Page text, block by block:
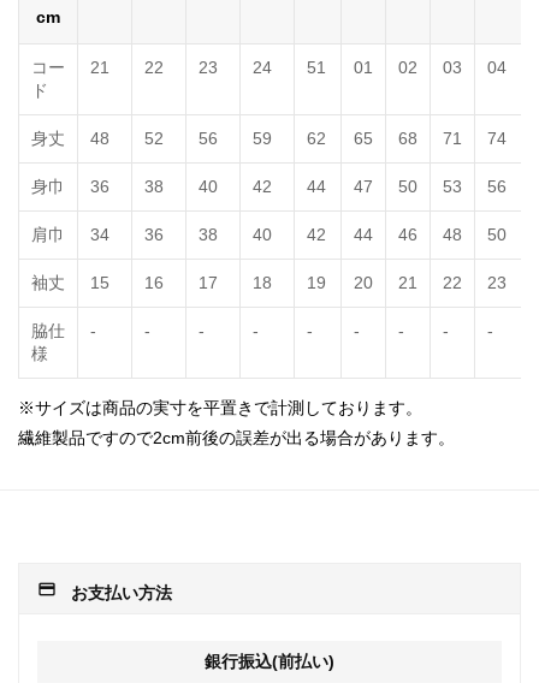
cm
コー
ド
21 22 23 24 51 01 02 03 04
身丈 48 52 56 59 62 65 68 71 74
身巾 36 38 40 42 44 47 50 53 56
肩巾 34 36 38 40 42 44 46 48 50
袖丈 15 16 17 18 19 20 21 22 23
脇仕
様
- - - - - - - - -
※サイズは商品の実寸を平置きで計測しております。
繊維製品ですので2cm前後の誤差が出る場合があります。
payment お支払い方法
銀行振込(前払い)